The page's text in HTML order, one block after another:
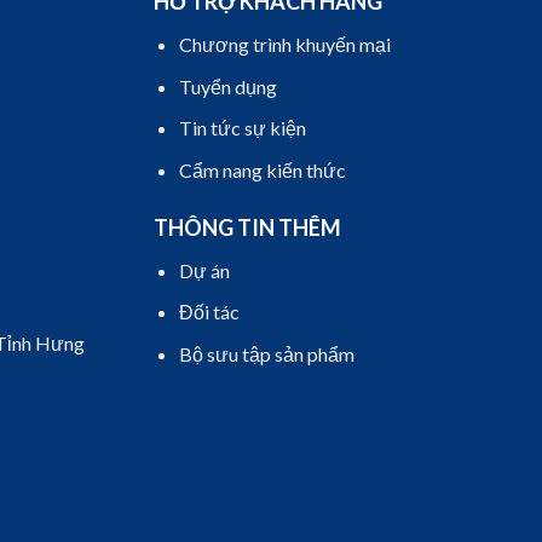
Hưng
Chương trình khuyến mại
Tuyển dụng
Tin tức sự kiện
Cẩm nang kiến thức
THÔNG TIN THÊM
Dự án
Đối tác
Bộ sưu tập sản phẩm